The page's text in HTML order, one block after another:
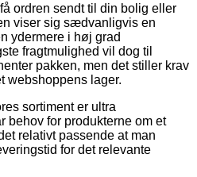
ordren sendt til din bolig eller
viser sig sædvanligvis en
ydermere i høj grad
fragtmulighed vil dog til
pakken, men det stiller krav
webshoppens lager.
sortiment er ultra
behov for produkterne om et
relativt passende at man
for det relevante